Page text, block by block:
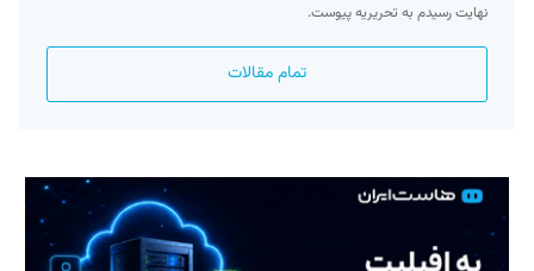
نهایت رسیدم به تحریریه پیوست.
تمام مقالات